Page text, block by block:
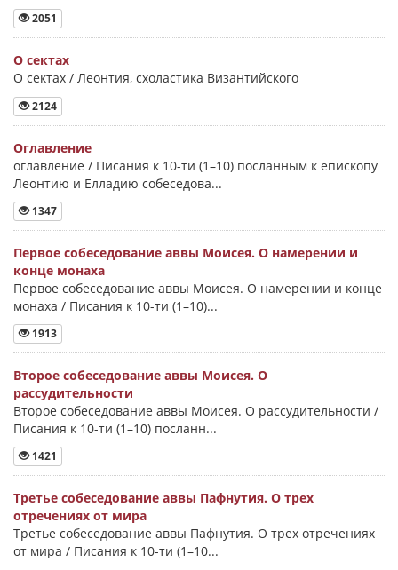
2051
О сектах
О сектах / Леонтия, схоластика Византийского
2124
Оглавление
оглавление / Писания к 10-ти (1–10) посланным к епископу
Леонтию и Елладию собеседова...
1347
Первое собеседование аввы Моисея. О намерении и
конце монаха
Первое собеседование аввы Моисея. О намерении и конце
монаха / Писания к 10-ти (1–10)...
1913
Второе собеседование аввы Моисея. О
рассудительности
Второе собеседование аввы Моисея. О рассудительности /
Писания к 10-ти (1–10) посланн...
1421
Третье собеседование аввы Пафнутия. О трех
отречениях от мира
Третье собеседование аввы Пафнутия. О трех отречениях
от мира / Писания к 10-ти (1–10...